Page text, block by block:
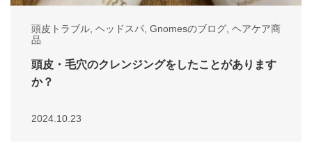
頭皮トラブル ヘッドスパ Gnomesのブログ ヘアケア商
品
頭皮・毛穴のクレンジングをしたことがあります
か？
2024.10.23